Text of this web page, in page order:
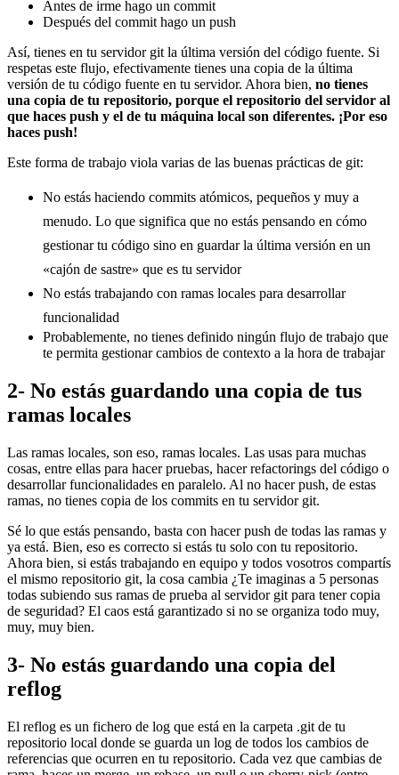
Antes de irme hago un commit
Después del commit hago un push
Así, tienes en tu servidor git la última versión del código fuente. Si
respetas este flujo, efectivamente tienes una copia de la última
versión de tu código fuente en tu servidor. Ahora bien, no tienes
una copia de tu repositorio, porque el repositorio del servidor al
que haces push y el de tu máquina local son diferentes. ¡Por eso
haces push!
Este forma de trabajo viola varias de las buenas prácticas de git:
No estás haciendo commits atómicos, pequeños y muy a
menudo. Lo que significa que no estás pensando en cómo
gestionar tu código sino en guardar la última versión en un
«cajón de sastre» que es tu servidor
No estás trabajando con ramas locales para desarrollar
funcionalidad
Probablemente, no tienes definido ningún flujo de trabajo que
te permita gestionar cambios de contexto a la hora de trabajar
2- No estás guardando una copia de tus
ramas locales
Las ramas locales, son eso, ramas locales. Las usas para muchas
cosas, entre ellas para hacer pruebas, hacer refactorings del código o
desarrollar funcionalidades en paralelo. Al no hacer push, de estas
ramas, no tienes copia de los commits en tu servidor git.
Sé lo que estás pensando, basta con hacer push de todas las ramas y
ya está. Bien, eso es correcto si estás tu solo con tu repositorio.
Ahora bien, si estás trabajando en equipo y todos vosotros compartís
el mismo repositorio git, la cosa cambia ¿Te imaginas a 5 personas
todas subiendo sus ramas de prueba al servidor git para tener copia
de seguridad? El caos está garantizado si no se organiza todo muy,
muy, muy bien.
3- No estás guardando una copia del
reflog
El reflog es un fichero de log que está en la carpeta .git de tu
repositorio local donde se guarda un log de todos los cambios de
referencias que ocurren en tu repositorio. Cada vez que cambias de